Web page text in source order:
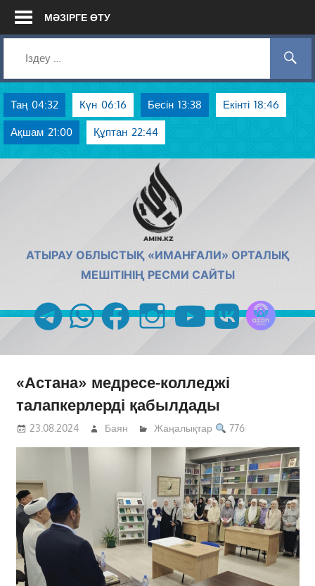
Skip
МӘЗІРГЕ ӨТУ
Таң 04:32 Күн 06:16 Бесін 13:38 Екінті 18:46
Ақшам 21:00 Құптан 22:44
АТЫРАУ ОБЛЫСТЫҚ «ИМАНҒАЛИ» ОРТАЛЫҚ
МЕШІТІНІҢ РЕСМИ САЙТЫ
telegramwhatsappfacebookinstagramyoutubevk
«Астана» медресе-колледжі
талапкерлерді қабылдады
23.08.2024 Баян Жаңалықтар 776